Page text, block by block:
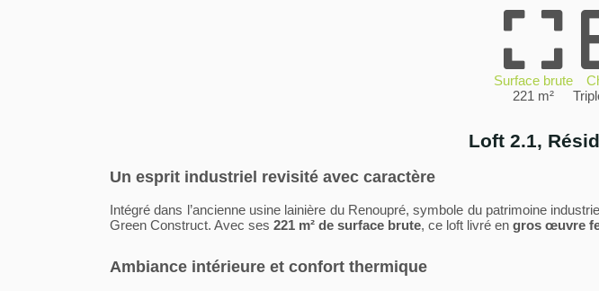
Surface brute
221 m²
Loft 2.1,
Un esprit industriel revisité avec caractère
Intégré dans l’ancienne usine lainière du Renoupré, symbole du patrimoine
Green Construct. Avec ses 221 m² de surface brute, ce loft livré en gros œuvre
Ambiance intérieure et confort thermique